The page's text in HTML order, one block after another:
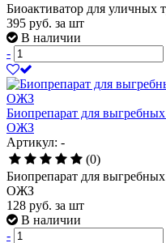
Биоактиватор для уличных
395 руб. за шт
В наличии
-
Биопрепарат для
ОЖЗ
Артикул: -
(0)
Биопрепарат для
ОЖЗ
128 руб. за шт
В наличии
-